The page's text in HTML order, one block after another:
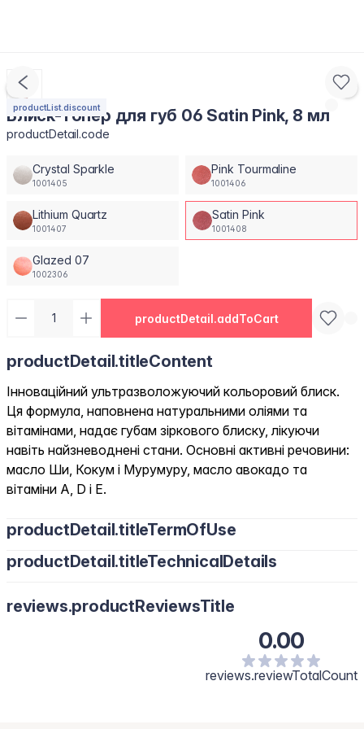
productList.discount
Блиск-топер для губ 06 Satin Pink, 8 мл
productDetail.code
Crystal Sparkle
1001405
Pink Tourmaline
1001406
Lithium Quartz
1001407
Satin Pink
1001408
Glazed 07
1002306
productDetail.addToCart
productDetail.titleContent
Інноваційний ультразволожуючий кольоровий блиск.
Ця формула, наповнена натуральними оліями та
вітамінами, надає губам зіркового блиску, лікуючи
навіть найзневоднені стани. Основні активні речовини:
масло Ши, Кокум і Мурумуру, масло авокадо та
вітаміни A, D і E.
productDetail.titleTermOfUse
productDetail.titleTechnicalDetails
reviews.productReviewsTitle
0.00
reviews.reviewTotalCount